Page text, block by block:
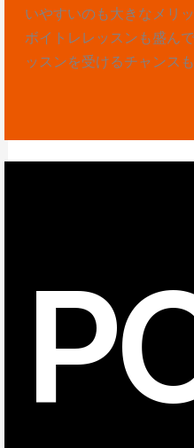
いやすいのも大きなメリ
ボイトレレッスンも盛ん
ッスンを受けるチャンスも